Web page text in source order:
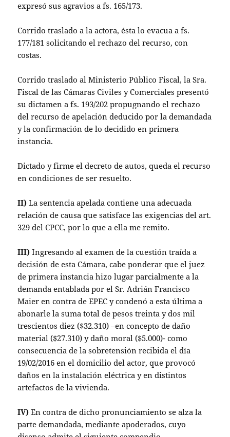
expresó sus agravios a fs. 165/173.
Corrido traslado a la actora, ésta lo evacua a fs.
177/181 solicitando el rechazo del recurso, con
costas.
Corrido traslado al Ministerio Público Fiscal, la Sra.
Fiscal de las Cámaras Civiles y Comerciales presentó
su dictamen a fs. 193/202 propugnando el rechazo
del recurso de apelación deducido por la demandada
y la confirmación de lo decidido en primera
instancia.
Dictado y firme el decreto de autos, queda el recurso
en condiciones de ser resuelto.
II) La sentencia apelada contiene una adecuada
relación de causa que satisface las exigencias del art.
329 del CPCC, por lo que a ella me remito.
III) Ingresando al examen de la cuestión traída a
decisión de esta Cámara, cabe ponderar que el juez
de primera instancia hizo lugar parcialmente a la
demanda entablada por el Sr. Adrián Francisco
Maier en contra de EPEC y condenó a esta última a
abonarle la suma total de pesos treinta y dos mil
trescientos diez ($32.310) –en concepto de daño
material ($27.310) y daño moral ($5.000)- como
consecuencia de la sobretensión recibida el día
19/02/2016 en el domicilio del actor, que provocó
daños en la instalación eléctrica y en distintos
artefactos de la vivienda.
IV) En contra de dicho pronunciamiento se alza la
parte demandada, mediante apoderados, cuyo